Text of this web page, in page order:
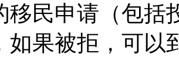
移民申请（包括
如果被拒，可以